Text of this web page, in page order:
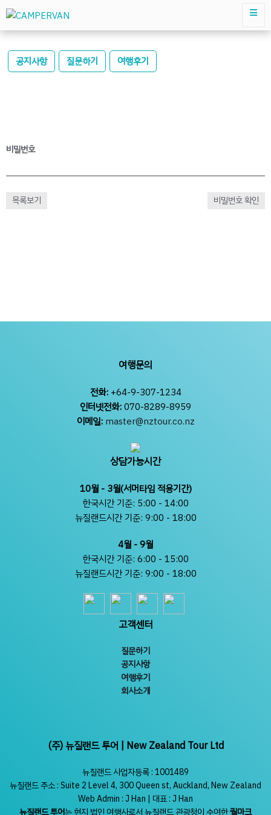
공지사항 질문하기 여행후기
비밀번호
목록보기 비밀번호 확인
(주) 뉴질랜드 투어 | New Zealand Tour Ltd
뉴질랜드 사업자등록 : 1001489
뉴질랜드 주소 : Suite 2 Level 4, 300 Queen st, Auckland, New Zealand
Web Admin : J Han | 대표 : J Han
뉴질랜드 투어는 현지 법인 여행사로서 뉴질랜드 관광청이 수여한퀄마크
여행문의
전화:+64-9-307-1234
인터넷전화:070-8289-8959
이메일: master@nztour.co.nz
상담가능시간
10월 - 3월(서머타임 적용기간)
한국시간 기준: 5:00 - 14:00
뉴질랜드시간 기준: 9:00 - 18:00
4월 - 9월
한국시간 기준: 6:00 - 15:00
뉴질랜드시간 기준: 9:00 - 18:00
고객센터
질문하기
공지사항
여행후기
회사소개